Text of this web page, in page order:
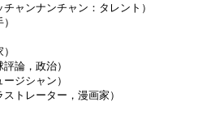
ナンチャン：タレント）
，政治）
シャン）
ーター，漫画家）